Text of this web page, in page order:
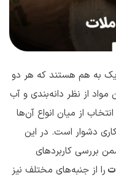
به هم هستند که هر دو
مواد از نظر دانه‌بندی و آب
از میان انواع آن‌ها
دشوار است. در این
بررسی کاربردهای
را از جنبه‌های مختلف نیز